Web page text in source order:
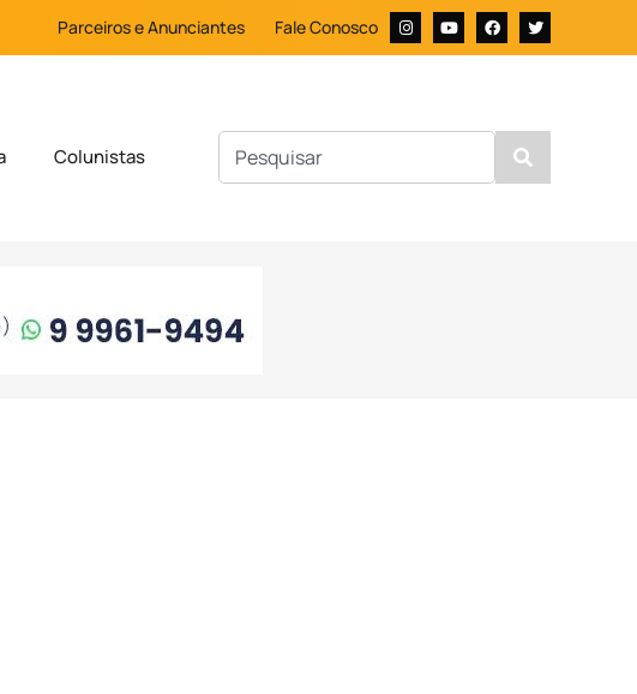
Parceiros e Anunciantes Fale Conosco
Colunistas